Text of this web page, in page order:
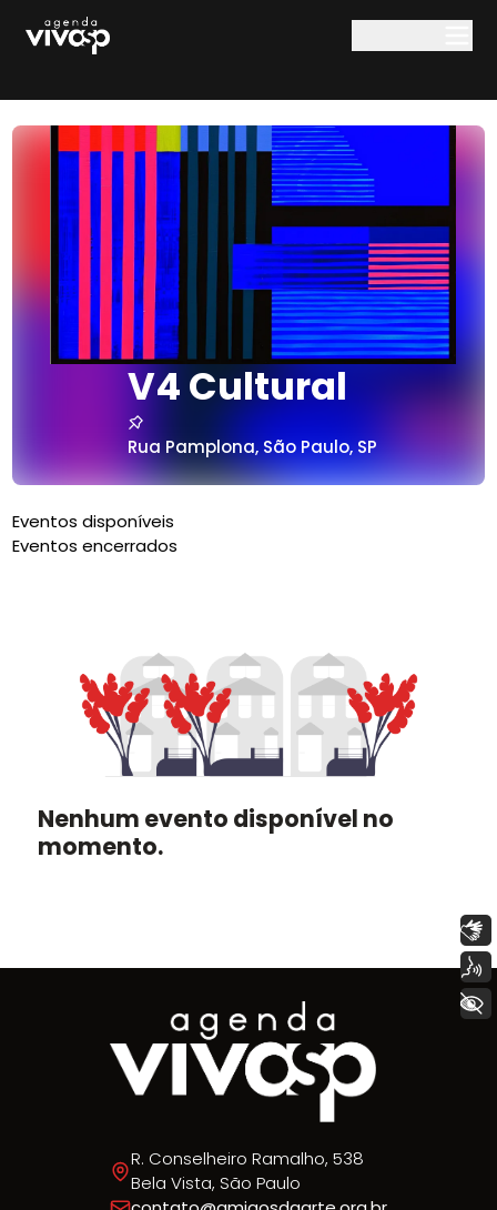
V4 Cultural
Rua Pamplona, São Paulo, SP
Eventos disponíveis
Eventos encerrados
Nenhum evento disponível no
momento.
R. Conselheiro Ramalho, 538
Bela Vista, São Paulo
Voz
+ Acessibilidade